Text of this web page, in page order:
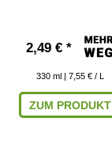
2,49 € *
330 ml | 7,55 € / L
ZUM PRODUKT